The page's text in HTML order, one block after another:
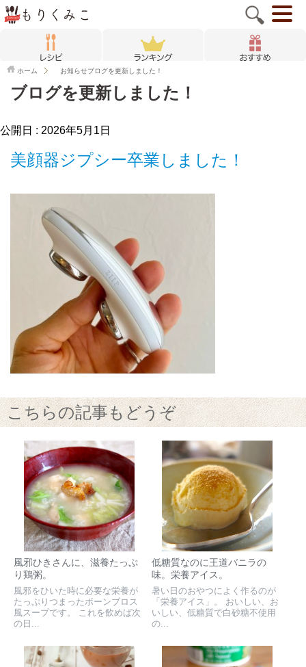
ホーム お知らせブログを更新しました！
ブログを更新しました！
公開日 : 2026年5月1日
美顔器ジプシー卒業しました！
こちらの記事もどうぞ
風邪ひきさんに、滋養たっぷ
り鶏粥。
風邪をひいた時に必要な栄養が
たっぷりつまったボーンブロス
風スープです。 これを飲めば次
の日...
低糖質なのに王道バニラの
味。栄養アイス。
暑い日のおやつによく作るのが
「栄養アイス」。 おいしい、お
いしい、低糖質で白砂糖不使用
の...